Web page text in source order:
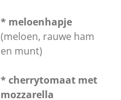
* meloenhapje
(meloen, rauwe ham
en munt)
* cherrytomaat met
mozzarella